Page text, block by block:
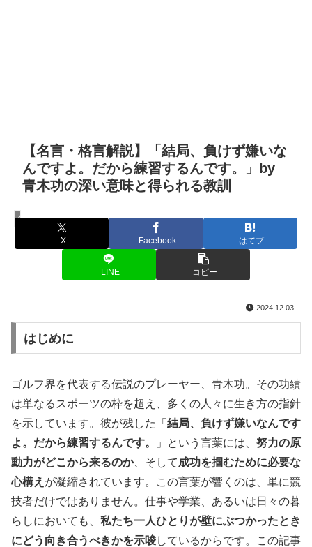
【名言・格言解説】「結局、負けず嫌いな
んですよ。だから練習するんです。」by
青木功の深い意味と得られる教訓
名言・格言
X Facebook はてブ
LINE コピー
2024.12.03
はじめに
ゴルフ界を代表する伝説のプレーヤー、青木功。その功績
は単なるスポーツの枠を超え、多くの人々に生き方の指針
を示しています。彼が残した「 結局、負けず嫌いなんです
よ。だから練習するんです。
」という言葉には、努力の原
動力がどこから来るのか、そして成功を掴むために必要な
心構え が凝縮されています。この言葉が響くのは、単に競
技者だけではありません。仕事や学業、あるいは日々の暮
らしにおいても、 私たち一人ひとりが壁にぶつかったとき
にどう向き合うべきかを示唆しているからです。この記事